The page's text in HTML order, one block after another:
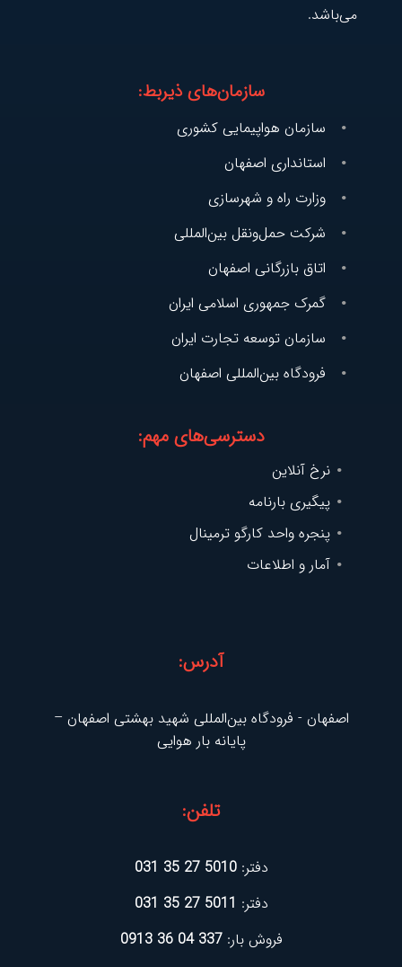
می‌باشد.
سازمان‌های ذیربط:
سازمان هواپیمایی کشوری
استانداری اصفهان
وزارت راه و شهرسازی
شرکت حمل‌و‌نقل بین‌المللی
اتاق بازرگانی اصفهان
گمرک جمهوری اسلامی ایران
سازمان توسعه تجارت ایران
فرودگاه بین‌المللی اصفهان
دسترسی‌های مهم:
نرخ آنلاین
پیگیری بارنامه
پنجره واحد کارگو ترمینال
آمار و اطلاعات
آدرس:
اصفهان - فرودگاه بین‌المللی شهید بهشتی اصفهان –
پایانه بار هوایی
تلفن:
دفتر:5010 27 35 031
دفتر: 5011 27 35 031
فروش بار:337 04 36 0913